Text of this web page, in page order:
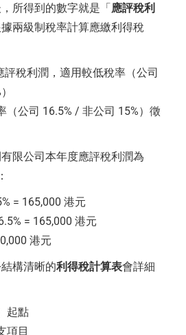
所得到的數字就是「應評稅利
兩級制稅率計算應繳利得稅
評稅利潤，適用較低稅率（公司
（公司 16.5% / 非公司 15%）徵
限公司本年度應評稅利潤為
= 165,000 港元
= 165,000 港元
港元
構清晰的利得稅計算表會詳細
起點
項目